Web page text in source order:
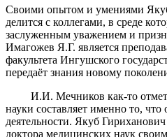
Своими опытом и умениями
делится с коллегами, в среде
заслуженным уважением и
Имагожев Я.Г. является
факультета Ингушского
передаёт знания новому
И.И. Мечников как-то
науки составляет именно то, что
деятельности. Якуб
доктора медицинских наук